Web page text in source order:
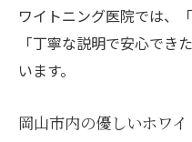
ワイトニング医院では、
「丁寧な説明で安心でき
います。
岡山市内の優しいホワ